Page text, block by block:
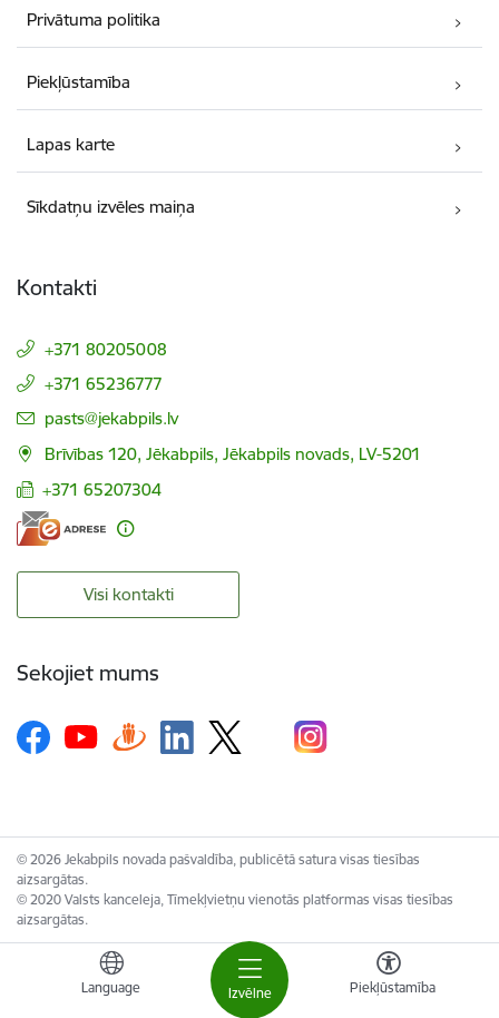
Izvēlne
Language Piekļūstamība
Privātuma politika
Piekļūstamība
Lapas karte
Sīkdatņu izvēles maiņa
Kontakti
+371 80205008
+371 65236777
E-pasts:
pasts@jekabpils.lv
Brīvības 120, Jēkabpils, Jēkabpils novads, LV-5201
+371 65207304
Visi kontakti
Sekojiet mums
© 2026 Jekabpils novada pašvaldība, publicētā satura visas tiesības
aizsargātas.
© 2020 Valsts kanceleja, Tīmekļvietņu vienotās platformas visas tiesības
aizsargātas.